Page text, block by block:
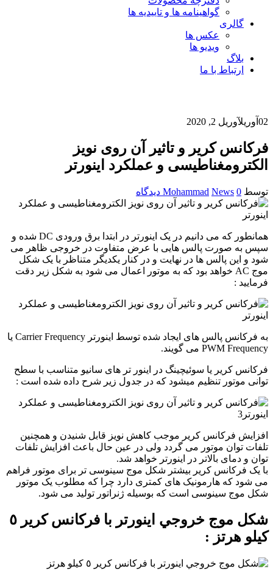
گواهینامه ها و تاییدیه ها
گالری
عکس ها
ویدیو ها
بلاگ
ارتباط با ما
02 آوریلآوریل 2, 2020
فرکانس کریر و تاثیر آن روی نویز
الکترومغناطیسی و عملکرد اینورتر
توسط Mohammad News 0 دیدگاه
همانطور که می دانیم در یک اینورتر در ابتدا برق ورودی DC شده و
سپس به صورت پالس هایی با عرض متفاوت در خروجی ظاهر می
شود و این پالس ها در نهایت و در کنار یکدیگر متناظر با یک شکل
موج AC خواهد بود که به موتور اعمال می شود به شکل زیر دقت
فرمایید :
به فرکانس پالس های ایجاد شده توسط اینورتر Carrier Frequency یا
PWM Frequency می گویند.
فرکانس کریر یا سوئیچینگ در اینور تر های سانیو متناسب با سطح
توانی موتور تنظیم میشود که در جدول زیر شرح داده شده است :
افزايش فركانس كرير موجب کاهش نویز قابل شنیدن و همچنین
تلفات توان موتور می گردد ولی در عين حال باعث افزایش تلفات
توان و دمای بالاتر در اینورتر خواهد شد.
با یک فرکانس کریر بیشتر شکل موج سینوسی تر برای موتور فراهم
می شود که هارمونیک های کمتری دارد چرا که مطلوب یک موتور
شکل موج سینوسی است که بوسیله ژنراتور تولید می شود.
شكل موج خروجي اينورتر با فركانس كرير ٥
كيلو هرتز :